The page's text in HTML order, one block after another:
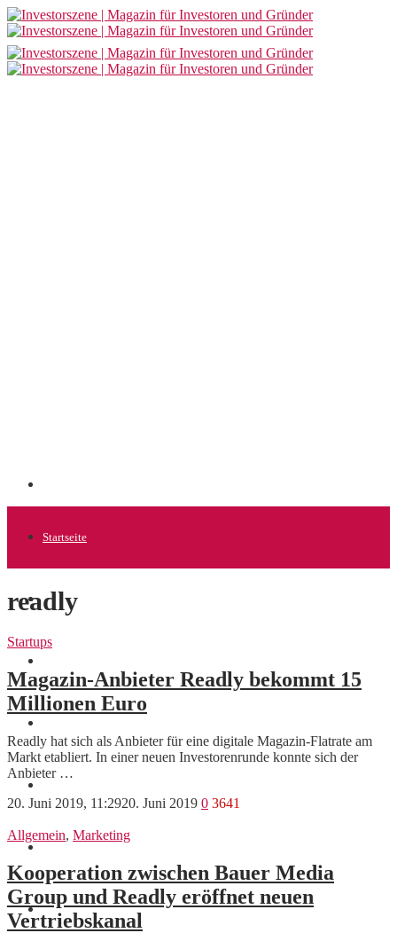
Startseite
Allgemein
Interviews
readly
Startups
Magazin-Anbieter Readly bekommt 15
Millionen Euro
Readly hat sich als Anbieter für eine digitale Magazin-Flatrate am
Markt etabliert. In einer neuen Investorenrunde konnte sich der
Anbieter …
20. Juni 2019, 11:2920. Juni 2019 0 3641
Allgemein, Marketing
Kooperation zwischen Bauer Media
Group und Readly eröffnet neuen
Vertriebskanal